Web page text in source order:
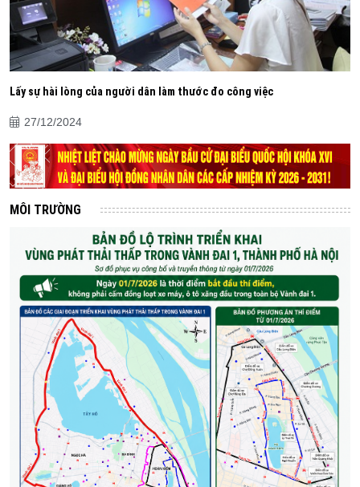
Lấy sự hài lòng của người dân làm thước đo công việc
27/12/2024
MÔI TRƯỜNG